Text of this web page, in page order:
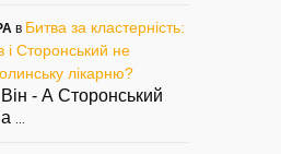
в Битва за кластерність:
і Сторонський не
лікарню?
- А Сторонський